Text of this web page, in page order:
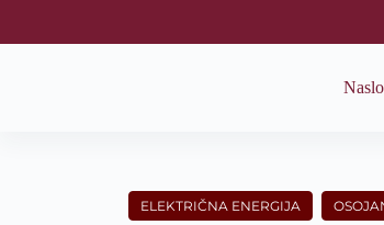
k
ELEKTRIČNA ENERGIJA